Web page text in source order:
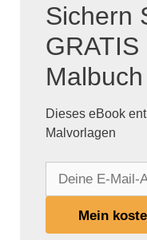
Sichern
Malbuch
Dieses eBook
Malvorlagen
Mein